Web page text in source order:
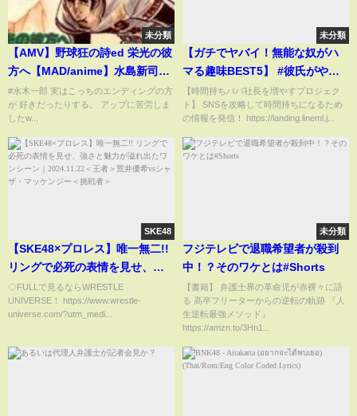
未分類
【AMV】野球狂の詩ed 栄光の彼
方へ【MAD/anime】水島新司追
悼
#水木一郎 実はこっちのエンディングの方
が 好きだったりする。 アップに苦労しま
したw...
未分類
【ガチでヤバイ！無能な奴がハ
マる趣味BEST5】 #彼氏がやっ
てたら注意 #旦那がやってたら注
意
【時間持ちパパ社長を増やすプロジェク
ト】 SNSを攻略して時間持ちになるため
の情報を発信！ https://landing.lineml.j...
SKE48
【SKE48×プロレス】唯一無二!!
リングで必死の表情を見せ、強
さと魅力が溢れ出たワンシーン
｜2024.11.22＜王者＞荒井優希
vsシャザ・マッケンジー＜挑戦
◇FULLで見るならWRESTLE
UNIVERSE！ https://www.wrestle-
universe.com/?utm_medi...
未分類
フジテレビで退職希望者が殺到
中！？そのワケとは#Shorts
【書籍】 弁護士界の革命児が赤裸々に語
る 高卒フリーターからの逆転の軌跡 『人
生逆転最強メソッド』
https://amzn.to/3Hn1...